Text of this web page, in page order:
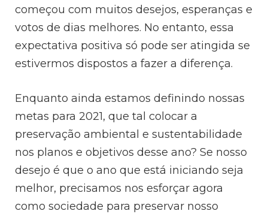
começou com muitos desejos, esperanças e
votos de dias melhores. No entanto, essa
expectativa positiva só pode ser atingida se
estivermos dispostos a fazer a diferença.
Enquanto ainda estamos definindo nossas
metas para 2021, que tal colocar a
preservação ambiental e sustentabilidade
nos planos e objetivos desse ano? Se nosso
desejo é que o ano que está iniciando seja
melhor, precisamos nos esforçar agora
como sociedade para preservar nosso